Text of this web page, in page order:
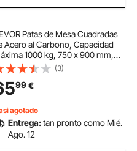
Patas de Mesa Cuadradas
Acero al Carbono, Capacidad
1000 kg, 750 x 900 mm,
Juego de 2 Patas con Kit de
para Banco de Trabajo,
Escritorio, Mesa de Bar y
(3)
99€
agotado
Entrega:tan pronto como Mié.
Ago. 12